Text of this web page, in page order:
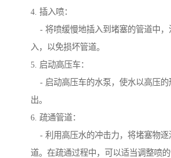
4. 插入喷：
- 将喷缓慢地插入到堵塞的管道中，
入，以免损坏管道。
5. 启动高压车：
- 启动高压车的水泵，使水以高压的
出。
6. 疏通管道：
- 利用高压水的冲击力，将堵塞物逐
道。在疏通过程中，可以适当调整喷